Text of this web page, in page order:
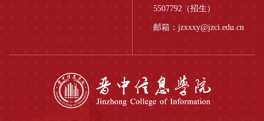
5507792（招生）
邮箱：jzxxxy@jzci.edu.cn